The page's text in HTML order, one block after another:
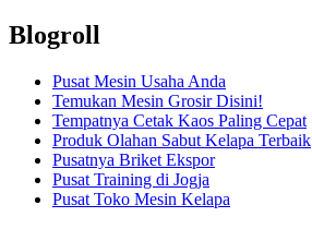
Blogroll
Pusat Mesin Usaha Anda
Temukan Mesin Grosir Disini!
Tempatnya Cetak Kaos Paling Cepat
Produk Olahan Sabut Kelapa Terbaik
Pusatnya Briket Ekspor
Pusat Training di Jogja
Pusat Toko Mesin Kelapa